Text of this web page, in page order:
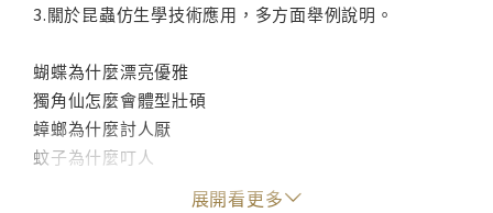
3.關於昆蟲仿生學技術應用，多方面舉例說明。
蝴蝶為什麼漂亮優雅
獨角仙怎麼會體型壯碩
蟑螂為什麼討人厭
蚊子為什麼叮人
窺知牠們的生活智慧.有哪些是人類可以學習與讚賞之處
展開看更多